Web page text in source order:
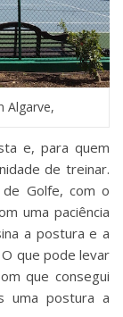
Algarve,
e, para quem
de treinar.
de Golfe, com o
uma paciência
a postura e a
que pode levar
que consegui
uma postura a